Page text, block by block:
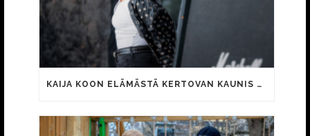
KAIJA KOON ELÄMÄSTÄ KERTOVAN KAUNIS RIETAS ONNELLINEN -ELOKUVAN TRAILER JULKI